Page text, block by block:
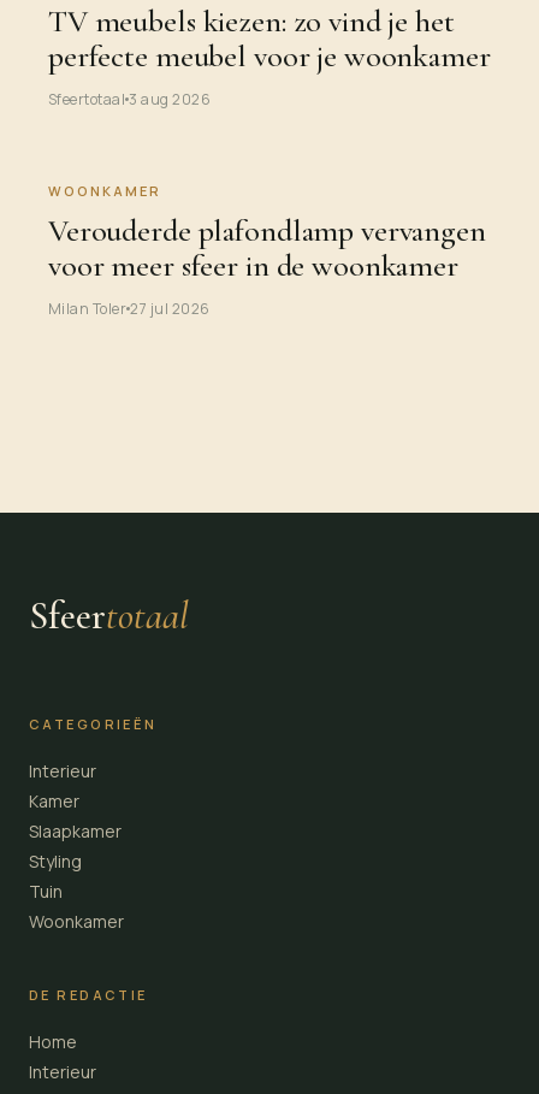
TV meubels kiezen: zo vind je het
perfecte meubel voor je woonkamer
Sfeertotaal3 aug 2026
WOONKAMER
Verouderde plafondlamp vervangen
voor meer sfeer in de woonkamer
Milan Toler27 jul 2026
Sfeertotaal
CATEGORIEËN
Interieur
Kamer
Slaapkamer
Styling
Tuin
Woonkamer
DE REDACTIE
Home
Interieur